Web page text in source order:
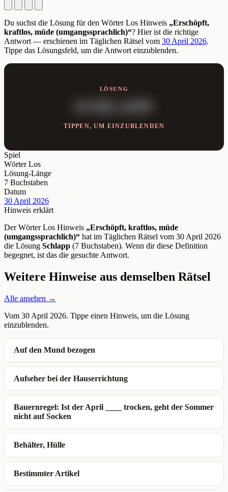
Du suchst die Lösung für den Wörter Los Hinweis „Erschöpft,
kraftlos, müde (umgangssprachlich)“? Hier ist die richtige
Antwort — erschienen im Täglichen Rätsel vom 30 April 2026.
Tippe das Lösungsfeld, um die Antwort einzublenden.
LÖSUNG
TIPPEN, UM EINZUBLENDEN
Spiel
Wörter Los
Lösung-Länge
7 Buchstaben
Datum
30 April 2026
Hinweis erklärt
Der Wörter Los Hinweis „Erschöpft, kraftlos, müde
(umgangssprachlich)“ hat im Täglichen Rätsel vom 30 April 2026
die Lösung Schlapp (7 Buchstaben). Wenn dir diese Definition
begegnet, ist das die gesuchte Antwort.
Weitere Hinweise aus demselben Rätsel
Alle ansehen →
Vom 30 April 2026. Tippe einen Hinweis, um die Lösung
einzublenden.
Auf den Mund bezogen
Aufseher bei der Hauserrichtung
Bauernregel: Ist der April ____ trocken, geht der Sommer
nicht auf Socken
Behälter, Hülle
Bestimmter Artikel